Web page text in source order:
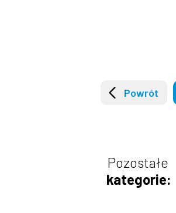
Powrót
Pozostałe
kategorie: